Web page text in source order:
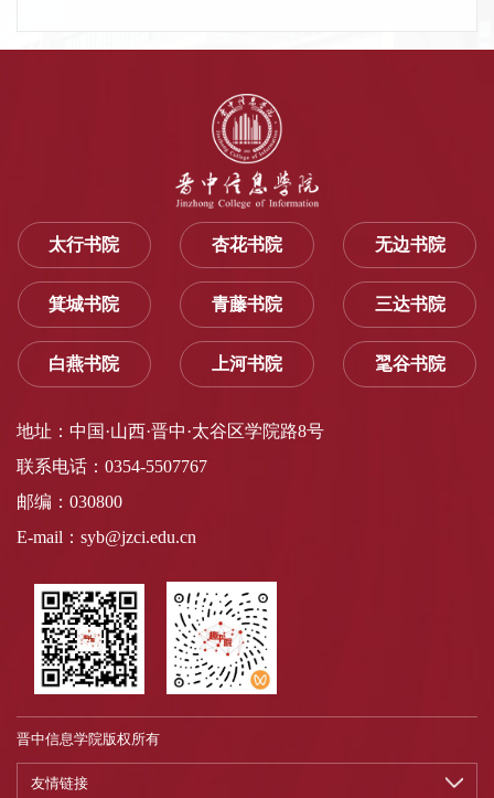
太行书院 杏花书院 无边书院
箕城书院 青藤书院 三达书院
白燕书院 上河书院 毣谷书院
地址：中国·山西·晋中·太谷区学院路8号
联系电话：0354-5507767
邮编：030800
E-mail：syb@jzci.edu.cn
晋中信息学院版权所有
友情链接